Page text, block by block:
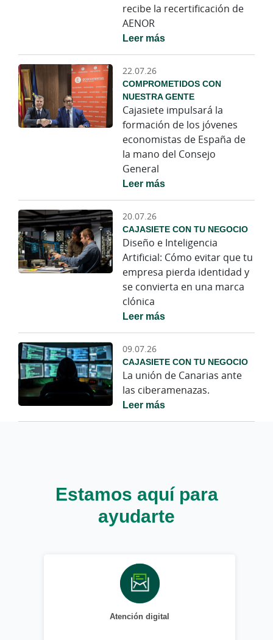
recibe la recertificación de
AENOR
Leer más
22.07.26
COMPROMETIDOS CON
NUESTRA GENTE
Cajasiete impulsará la
formación de los jóvenes
economistas de España de
la mano del Consejo
General
Leer más
20.07.26
CAJASIETE CON TU NEGOCIO
Diseño e Inteligencia
Artificial: Cómo evitar que tu
empresa pierda identidad y
se convierta en una marca
clónica
Leer más
09.07.26
CAJASIETE CON TU NEGOCIO
La unión de Canarias ante
las ciberamenazas.
Leer más
Estamos aquí para
ayudarte
Atención digital